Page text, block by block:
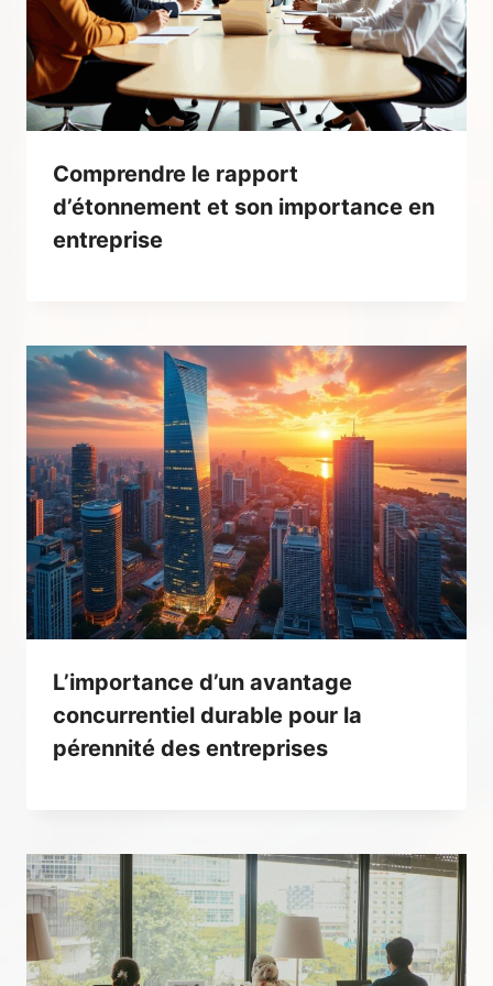
Comprendre le rapport
d’étonnement et son importance en
entreprise
L’importance d’un avantage
concurrentiel durable pour la
pérennité des entreprises